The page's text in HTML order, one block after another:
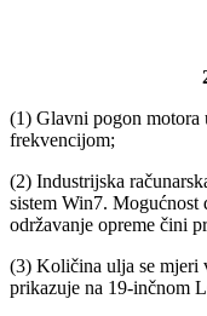
(1) Glavni pogon motora
frekvencijom;
(2) Industrijska
sistem Win7. Mogućnost
održavanje opreme čini
(3) Količina ulja se mjeri
prikazuje na 19-inčnom